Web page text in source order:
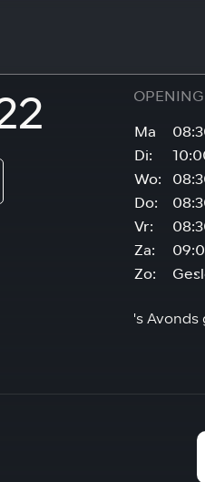
Ma
Di:
Wo:
Do:
Vr:
Za:
Zo:
's Avonds